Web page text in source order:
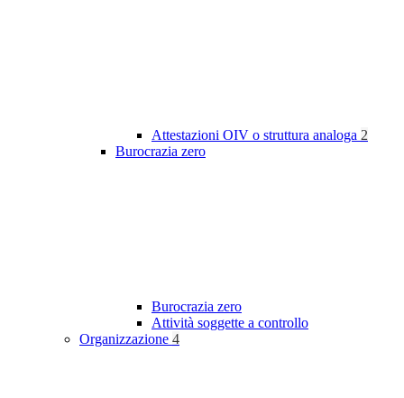
Attestazioni OIV o struttura analoga 2
Burocrazia zero
Burocrazia zero
Attività soggette a controllo
Organizzazione 4